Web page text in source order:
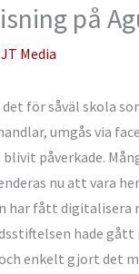
på
JT Media
för såväl skola
umgås via
påverkade.
nu att vara
har fått
hade
enkelt gjort det